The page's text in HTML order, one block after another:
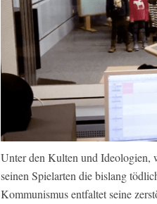
Unter den Kulten und Ideologien,
seinen Spielarten die bislang
Kommunismus entfaltet seine